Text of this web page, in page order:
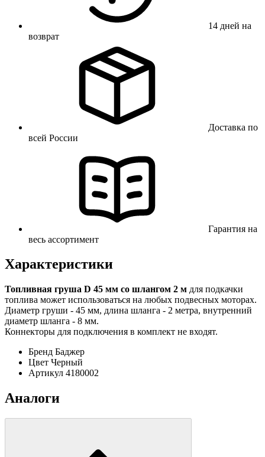
14 дней на
возврат
Доставка по
всей России
Гарантия на
весь ассортимент
Характеристики
Топливная груша D 45 мм со шлангом 2 м для подкачки
топлива может использоваться на любых подвесных моторах.
Диаметр груши - 45 мм, длина шланга - 2 метра, внутренний
диаметр шланга - 8 мм.
Коннекторы для подключения в комплект не входят.
Бренд Баджер
Цвет Черный
Артикул 4180002
Аналоги